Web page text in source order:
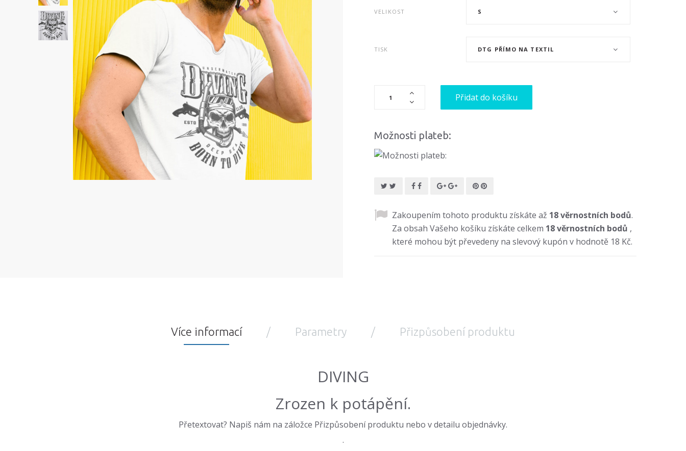
VELIKOST S
TISK DTG PŘÍMO NA TEXTIL
Přidat do košíku
Možnosti plateb:
Zakoupením tohoto produktu získáte až 18věrnostních bodů.
Za obsah Vašeho košíku získáte celkem 18věrnostních bodů ,
které mohou být převedeny na slevový kupón v hodnotě 18 Kč.
Více informací Parametry Přizpůsobení produktu
DIVING
Zrozen k potápění.
Přetextovat? Napiš nám na záložce Přizpůsobení produktu nebo v detailu objednávky.
.